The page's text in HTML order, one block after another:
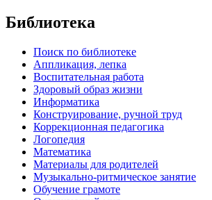
Библиотека
Поиск по библиотеке
Аппликация, лепка
Воспитательная работа
Здоровый образ жизни
Информатика
Конструирование, ручной труд
Коррекционная педагогика
Логопедия
Математика
Материалы для родителей
Музыкально-ритмическое занятие
Обучение грамоте